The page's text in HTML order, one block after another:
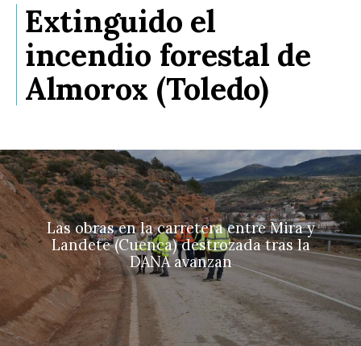
Extinguido el
incendio forestal de
Almorox (Toledo)
Las obras en la carretera entre Mira y
Landete (Cuenca) destrozada tras la
DANA avanzan